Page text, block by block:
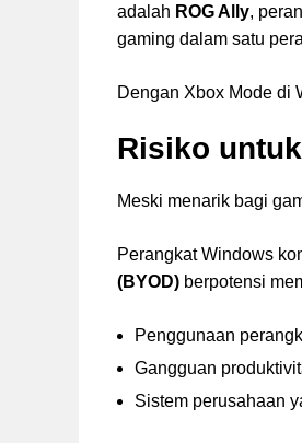
adalah ROG Ally,
gaming dalam satu
Dengan Xbox Mode di
Risiko
Meski menarik bagi
Perangkat Windows
(BYOD) berpotensi
Penggunaan
Gangguan
Sistem perusahaan